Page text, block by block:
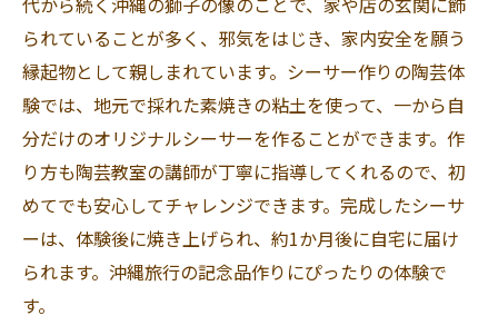
られていることが多く、邪気をはじき、家内安全を願う
縁起物として親しまれています。シーサー作りの陶芸体
験では、地元で採れた素焼きの粘土を使って、一から自
分だけのオリジナルシーサーを作ることができます。作
り方も陶芸教室の講師が丁寧に指導してくれるので、初
めてでも安心してチャレンジできます。完成したシーサ
ーは、体験後に焼き上げられ、約1か月後に自宅に届け
られます。沖縄旅行の記念品作りにぴったりの体験で
す。